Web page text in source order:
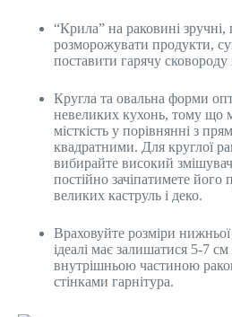
“Крила” на раковині
розморожувати продукти,
поставити гарячу сковороду
Кругла та овальна форми
невеликих кухонь, тому що
місткість у порівнянні з
квадратними. Для круглої
вибирайте високий
постійно зачіпатимете його
великих каструль і деко.
Враховуйте розміри
ідеалі має залишатися 5-7
внутрішньою частиною
стінками гарнітура.